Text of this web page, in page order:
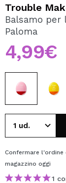
Creando un
acquisti
Trouble
Balsamo per
Paloma
4,99€
Confermare l'ordine
magazzino oggi
1